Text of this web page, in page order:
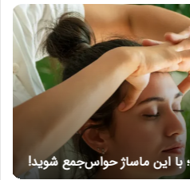
با این ماساژ حواس‌جمع شوید!
لب
از